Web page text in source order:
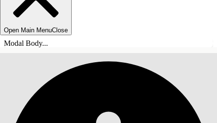
Open Main MenuClose
Modal Body...